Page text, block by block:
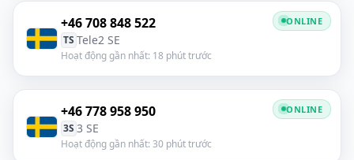
+46 708 848 522
TS Tele2 SE
Hoạt động gần nhất: 18 phút trước
ONLINE
+46 778 958 950
3S 3 SE
Hoạt động gần nhất: 30 phút trước
ONLINE